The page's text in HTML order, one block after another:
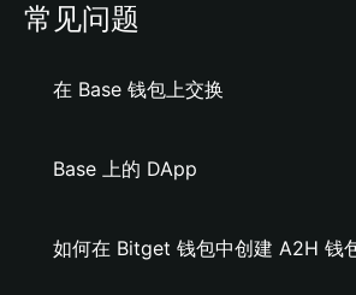
常见问题
在 Base 钱包上交换
Base 上的 DApp
如何在 Bitget 钱包中创建 A2H 钱